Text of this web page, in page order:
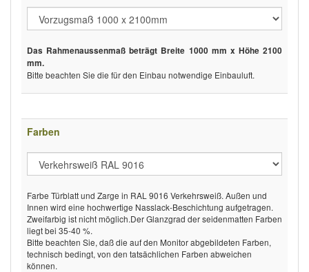
Das Rahmenaussenmaß beträgt Breite 1000 mm x Höhe 2100
mm.
Bitte beachten Sie die für den Einbau notwendige Einbauluft.
Farben
Farbe Türblatt und Zarge in RAL 9016 Verkehrsweiß. Außen und
Innen wird eine hochwertige Nasslack-Beschichtung aufgetragen.
Zweifarbig ist nicht möglich.Der Glanzgrad der seidenmatten Farben
liegt bei 35-40 %.
Bitte beachten Sie, daß die auf den Monitor abgebildeten Farben,
technisch bedingt, von den tatsächlichen Farben abweichen
können.